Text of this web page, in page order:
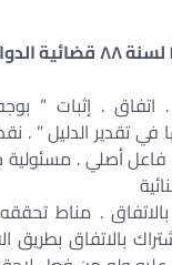
الطعن رقم ١٢١٥٣
. اتفاق . إثبات ”
تقدير الدليل ” .
أصلي . مسئولية
. مناط
بالاتفاق بطريق